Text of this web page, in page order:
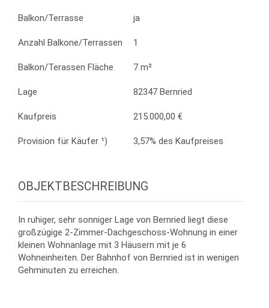
Balkon/Terrasse ja
Anzahl Balkone/Terrassen 1
Balkon/Terassen Fläche 7 m²
Lage 82347 Bernried
Kaufpreis 215.000,00 €
Provision für Käufer ¹) 3,57% des Kaufpreises
OBJEKTBESCHREIBUNG
In ruhiger, sehr sonniger Lage von Bernried liegt diese
großzügige 2-Zimmer-Dachgeschoss-Wohnung in einer
kleinen Wohnanlage mit 3 Häusern mit je 6
Wohneinheiten. Der Bahnhof von Bernried ist in wenigen
Gehminuten zu erreichen.